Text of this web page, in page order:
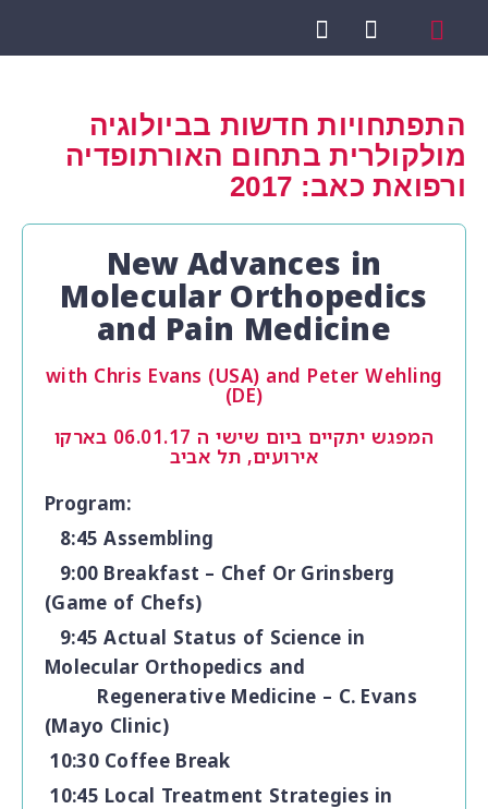
חדשות בביולוגיה
בתחום האורתופדיה
כאב: 2017
New Advances in
Molecular Orthopedics
and Pain Medicine
with Chris Evans (USA) and Peter Wehling
(DE)
המפגש יתקיים ביום שישי ה 06.01.17 בארקו
אירועים, תל אביב
Program:
8:45 Assembling
9:00 Breakfast – Chef Or Grinsberg
(Game of Chefs)
9:45 Actual Status of Science in
Molecular Orthopedics and
Regenerative Medicine – C. Evans
(Mayo Clinic)
10:30 Coffee Break
10:45 Local Treatment Strategies in